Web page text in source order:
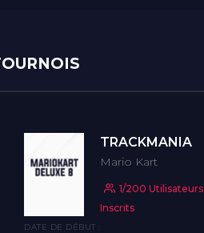
TRACKMANIA
Mario Kart
1/200 Utilisateurs
Inscrits
DATE DE DÉBUT :